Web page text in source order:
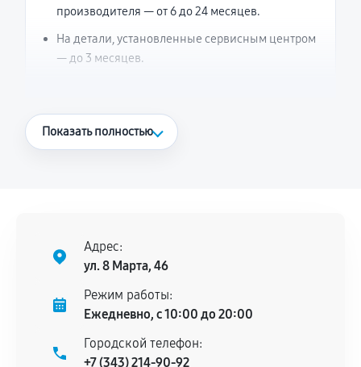
производителя — от 6 до 24 месяцев.
На детали, установленные сервисным центром
— до 3 месяцев.
Что считается гарантийным случаем
нормальной эксплуатации в течение
гарантийного срока.
Несоответствие комплектующей заявленным
техническим характеристикам.
Показать полностью
Адрес:
ул. 8 Марта, 46
Режим работы:
Ежедневно, с 10:00 до 20:00
Городской телефон:
+7 (343) 214-90-92